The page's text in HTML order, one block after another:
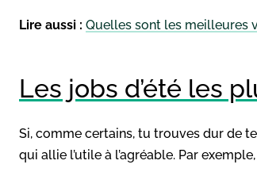
Lire aussi : Quelles sont les meilleures
Les jobs d’été les
Si, comme certains, tu trouves dur de
qui allie l’utile à l’agréable. Par